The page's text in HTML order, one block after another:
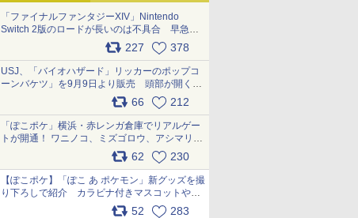
「ファイナルファンタジーXIV」Nintendo
Switch 2版のロードが長いのは不具合 早急に
アップデートできるよう対応中227 378
USJ、「バイオハザード」リッカーのポップコ
ーンバケツ」を9月9日より販売 頭部が開く仕
組み。味は恐怖を堪のう「味噌フレーバー」
66 212
「ぽこポケ」横浜・赤レンガ倉庫でリアルゲー
トが開通！ ワニノコ、ミズゴロウ、アシマリ登
場シーンをレポート pic.x.com/LDgEByVl6D
62 230
【ぽこポケ】「ぽこ あ ポケモン」新グッズを撮
り下ろしで紹介 カラビナ付きマスコットやス
52 283